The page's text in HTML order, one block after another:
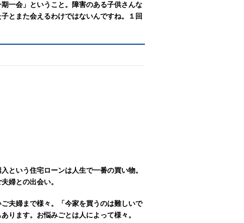
一会」ということ。障害のある子供さんな
とまた会えるわけではないんですね。１回
という住宅ローンは人生で一番の買い物。
婦との出会い。
夫婦まで様々。「今家を買うのは難しいで
ります。お悩みごとは人によって様々。